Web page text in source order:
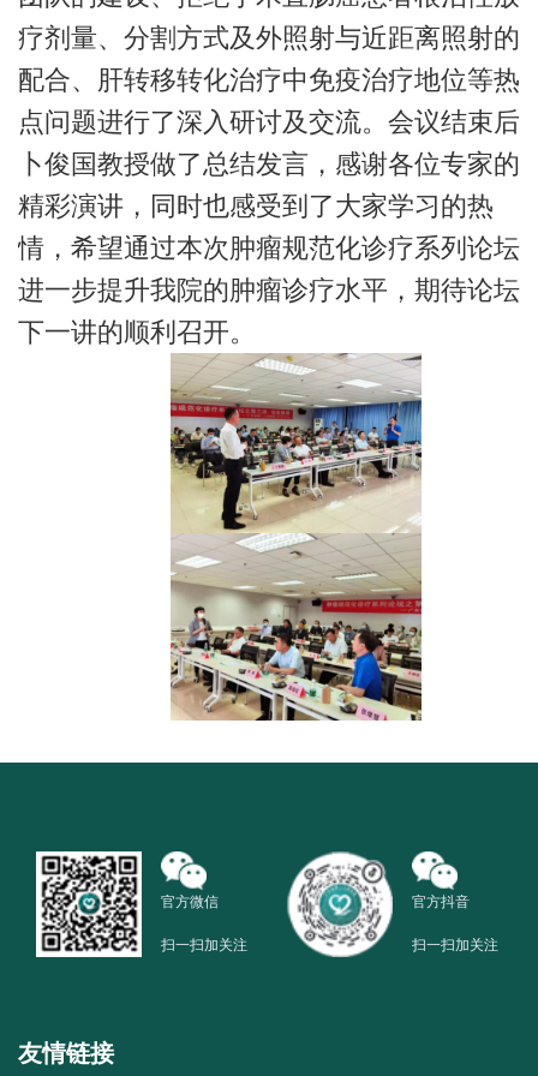
疗剂量、分割方式及外照射与近距离照射的
配合、肝转移转化治疗中免疫治疗地位等热
点问题进行了深入研讨及交流。会议结束后
卜俊国教授做了总结发言，感谢各位专家的
精彩演讲，同时也感受到了大家学习的热
情，希望通过本次肿瘤规范化诊疗系列论坛
进一步提升我院的肿瘤诊疗水平，期待论坛
下一讲的顺利召开。
官方微信
扫一扫加关注
官方抖音
扫一扫加关注
友情链接